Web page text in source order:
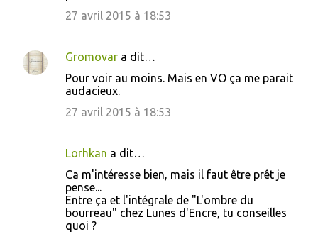
27 avril 2015 à 18:53
Gromovar a dit…
Pour voir au moins. Mais en VO ça me parait
audacieux.
27 avril 2015 à 18:53
Lorhkan a dit…
Ca m'intéresse bien, mais il faut être prêt je
pense...
Entre ça et l'intégrale de "L'ombre du
bourreau" chez Lunes d'Encre, tu conseilles
quoi ?